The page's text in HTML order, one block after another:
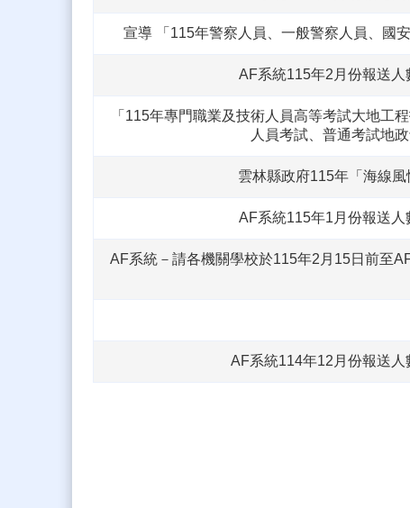
宣導 「115年警察人員、一般警察人員、國
AF系統115年2月份報送
「115年專門職業及技術人員高等考試大地工
人員考試、普通考試地
雲林縣政府115年「海線
AF系統115年1月份報送
AF系統－請各機關學校於115年2月15日前至
AF系統114年12月份報送